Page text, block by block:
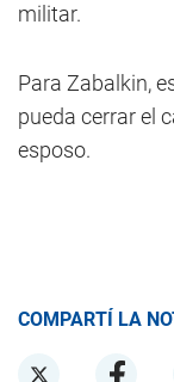
militar.
Para Zabalkin,
pueda cerrar el
esposo.
COMPARTÍ LA